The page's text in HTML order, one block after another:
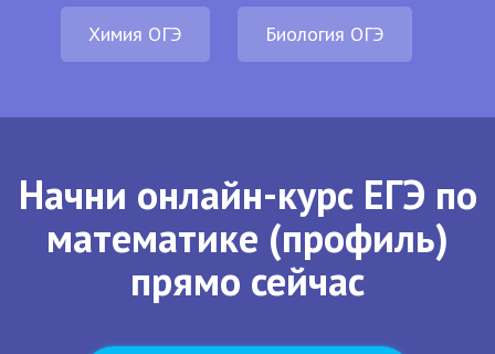
Химия ОГЭ Биология ОГЭ
Начни онлайн-курс ЕГЭ по
математике (профиль)
прямо сейчас